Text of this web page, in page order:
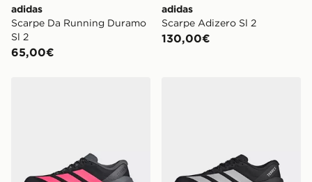
adidas
Scarpe Da Running Duramo
Sl 2
65,00€
adidas
Scarpe Adizero Sl 2
130,00€